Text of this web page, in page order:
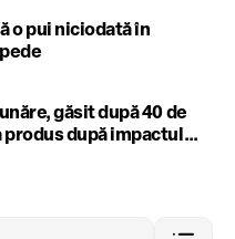
o pui niciodată în
găsit după 40 de
după impactul